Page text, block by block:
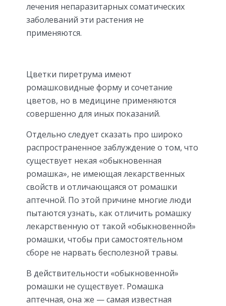
лечения непаразитарных соматических
заболеваний эти растения не
применяются.
Цветки пиретрума имеют
ромашковидные форму и сочетание
цветов, но в медицине применяются
совершенно для иных показаний.
Отдельно следует сказать про широко
распространенное заблуждение о том, что
существует некая «обыкновенная
ромашка», не имеющая лекарственных
свойств и отличающаяся от ромашки
аптечной. По этой причине многие люди
пытаются узнать, как отличить ромашку
лекарственную от такой «обыкновенной»
ромашки, чтобы при самостоятельном
сборе не нарвать бесполезной травы.
В действительности «обыкновенной»
ромашки не существует. Ромашка
аптечная, она же — самая известная